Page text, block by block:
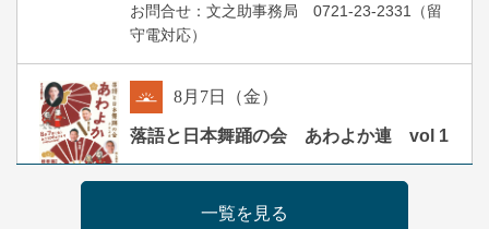
お問合せ：文之助事務局 0721-23-2331（留
守電対応）
8月 7日（金）
落語と日本舞踊の会 あわよか連 vol 1
開演：午前10時（9時30分開場）
一覧を見る